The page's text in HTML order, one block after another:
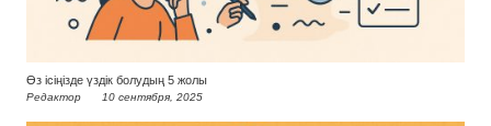
Өз ісіңізде үздік болудың 5 жолы
Редактор 10 сентября, 2025